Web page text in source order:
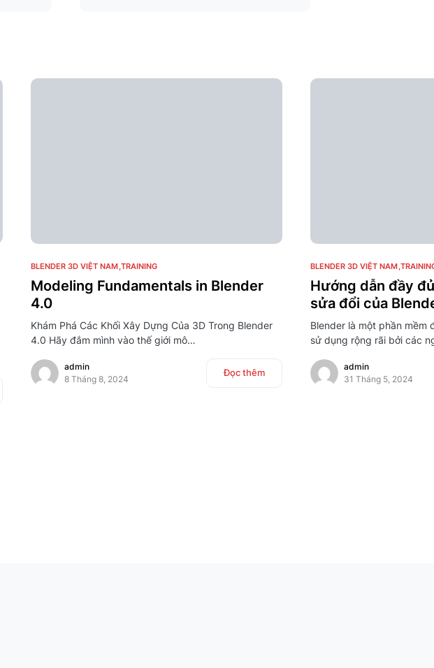
0
BLENDER 3D VIỆT NAM TRAINING
Modeling Fundamentals in Blender
4.0
Khám Phá Các Khối Xây Dựng Của 3D Trong Blender
4.0 Hãy đắm mình vào thế giới mô…
admin
8 Tháng 8, 2024
Đọc thêm
BLENDER 3D VIỆT NAM
Hướng dẫn đầy
sửa đổi của
Blender là một phần mềm
sử dụng rộng rãi bởi các
admin
31 Tháng 5, 2024